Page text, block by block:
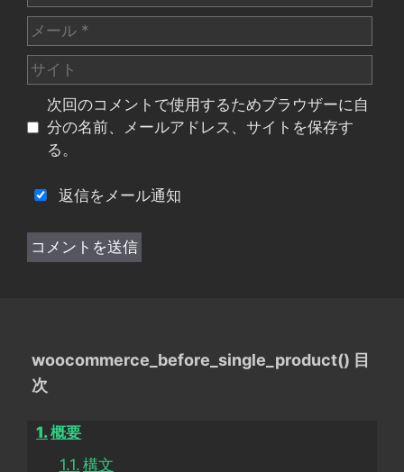
前
メ
ー
ル
サ
イ
次回のコメントで使用するためブラウザーに自
分の名前、メールアドレス、サイトを保存す
る。
返信をメール通知
woocommerce_before_single_product() 目
次
概要
構文